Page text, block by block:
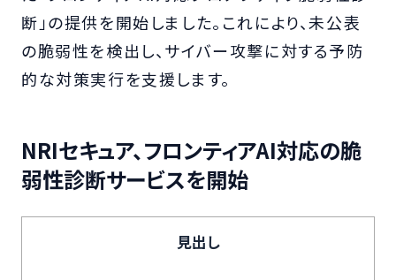
断」の提供を開始しました。これにより、未公表
の脆弱性を検出し、サイバー攻撃に対する予防
的な対策実行を支援します。
NRIセキュア、フロンティアAI対応の脆
弱性診断サービスを開始
見出し